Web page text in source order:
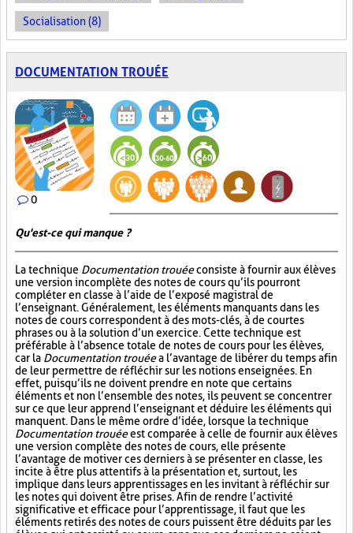
Socialisation (8)
DOCUMENTATION TROUÉE
0
Qu'est-ce qui manque ?
La technique Documentation trouéeconsiste à fournir aux élèves
une version incomplète des notes de cours qu’ils pourront
compléter en classe à l’aide de l’exposé magistral de
l’enseignant. Généralement, les éléments manquants dans les
notes de cours correspondent à des mots-clés, à de courtes
phrases ou à la solution d’un exercice. Cette technique est
préférable à l’absence totale de notes de cours pour les élèves,
car la Documentation trouéea l’avantage de libérer du temps afin
de leur permettre de réfléchir sur les notions enseignées. En
effet, puisqu’ils ne doivent prendre en note que certains
éléments et non l’ensemble des notes, ils peuvent se concentrer
sur ce que leur apprend l’enseignant et déduire les éléments qui
manquent. Dans le même ordre d’idée, lorsque la technique
Documentation trouéeest comparée à celle de fournir aux élèves
une version complète des notes de cours, elle présente
l’avantage de motiver ces derniers à se présenter en classe, les
incite à être plus attentifs à la présentation et, surtout, les
implique dans leurs apprentissages en les invitant à réfléchir sur
les notes qui doivent être prises. Afin de rendre l’activité
significative et efficace pour l’apprentissage, il faut que les
éléments retirés des notes de cours puissent être déduits par les